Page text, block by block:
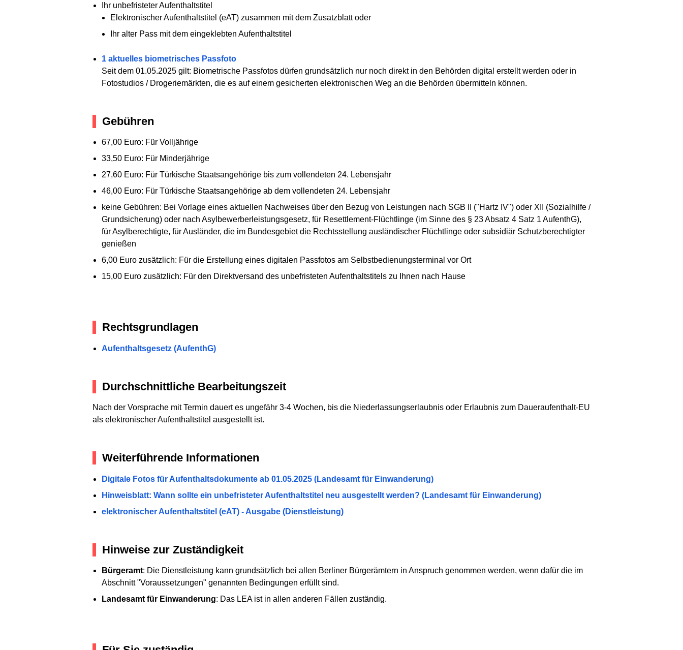
Ihr unbefristeter Aufenthaltstitel
Elektronischer Aufenthaltstitel (eAT) zusammen mit dem Zusatzblatt oder
Ihr alter Pass mit dem eingeklebten Aufenthaltstitel
1 aktuelles biometrisches Passfoto
Seit dem 01.05.2025 gilt: Biometrische Passfotos dürfen grundsätzlich nur noch direkt in den Behörden digital erstellt werden oder in
Fotostudios / Drogeriemärkten, die es auf einem gesicherten elektronischen Weg an die Behörden übermitteln können.
Gebühren
67,00 Euro: Für Volljährige
33,50 Euro: Für Minderjährige
27,60 Euro: Für Türkische Staatsangehörige bis zum vollendeten 24. Lebensjahr
46,00 Euro: Für Türkische Staatsangehörige ab dem vollendeten 24. Lebensjahr
keine Gebühren: Bei Vorlage eines aktuellen Nachweises über den Bezug von Leistungen nach SGB II ("Hartz IV") oder XII (Sozialhilfe /
Grundsicherung) oder nach Asylbewerberleistungsgesetz, für Resettlement-Flüchtlinge (im Sinne des § 23 Absatz 4 Satz 1 AufenthG),
für Asylberechtigte, für Ausländer, die im Bundesgebiet die Rechtsstellung ausländischer Flüchtlinge oder subsidiär Schutzberechtigter
genießen
6,00 Euro zusätzlich: Für die Erstellung eines digitalen Passfotos am Selbstbedienungsterminal vor Ort
15,00 Euro zusätzlich: Für den Direktversand des unbefristeten Aufenthaltstitels zu Ihnen nach Hause
Rechtsgrundlagen
Aufenthaltsgesetz (AufenthG)
Durchschnittliche Bearbeitungszeit
Nach der Vorsprache mit Termin dauert es ungefähr 3-4 Wochen, bis die Niederlassungserlaubnis oder Erlaubnis zum Daueraufenthalt-EU
als elektronischer Aufenthaltstitel ausgestellt ist.
Weiterführende Informationen
Digitale Fotos für Aufenthaltsdokumente ab 01.05.2025 (Landesamt für Einwanderung)
Hinweisblatt: Wann sollte ein unbefristeter Aufenthaltstitel neu ausgestellt werden? (Landesamt für Einwanderung)
elektronischer Aufenthaltstitel (eAT) - Ausgabe (Dienstleistung)
Hinweise zur Zuständigkeit
Bürgeramt: Die Dienstleistung kann grundsätzlich bei allen Berliner Bürgerämtern in Anspruch genommen werden, wenn dafür die im
Abschnitt "Voraussetzungen" genannten Bedingungen erfüllt sind.
Landesamt für Einwanderung: Das LEA ist in allen anderen Fällen zuständig.